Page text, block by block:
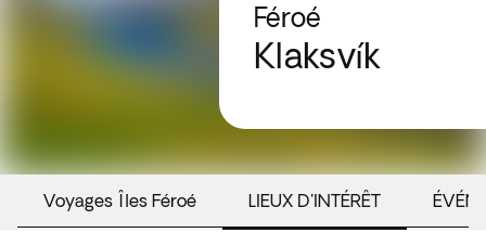
Féroé
Klaksvík
Voyages Îles Féroé LIEUX D'INTÉRÊT